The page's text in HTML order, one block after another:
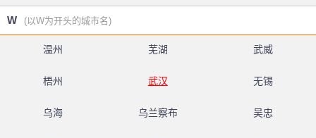
W (以W为开头的城市名)
温州 芜湖 武威
梧州 武汉 无锡
乌海 乌兰察布 吴忠